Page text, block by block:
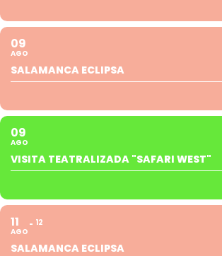
09
AGO
SALAMANCA ECLIPSA
09
AGO
VISITA TEATRALIZADA "SAFARI WEST"
11
AGO
12
SALAMANCA ECLIPSA